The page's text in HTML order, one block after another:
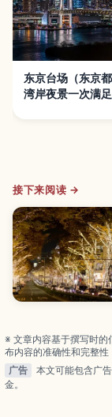
东京台场（东京
湾岸夜景一次满
接下来阅读 →
※ 文章内容基于撰写时的
布内容的准确性和完整性
广告
本文可能包含广
金。